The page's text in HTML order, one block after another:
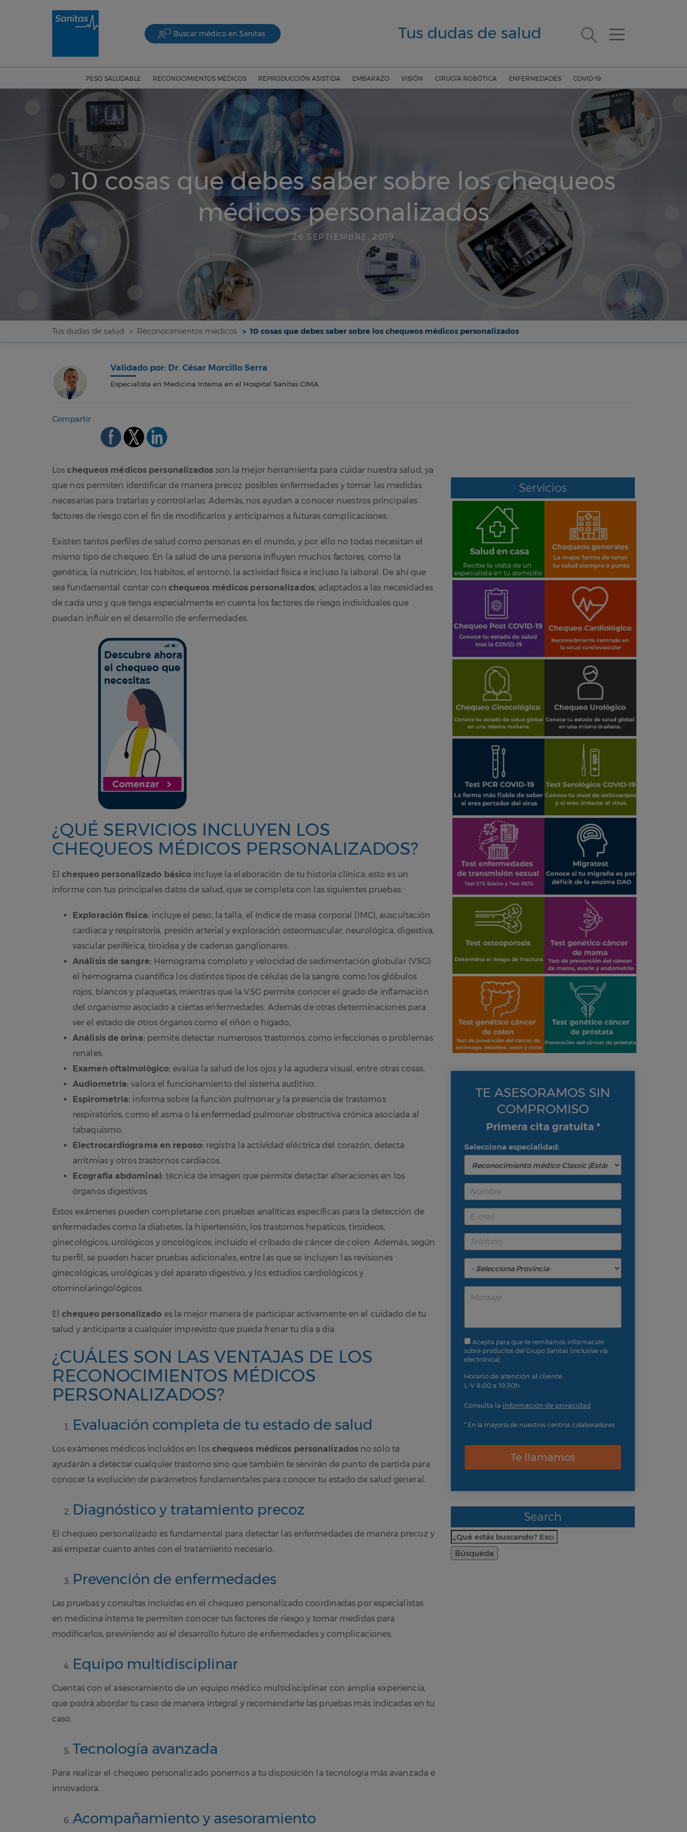
Buscar médico en Sanitas Tus dudas de salud
PESO SALUDABLE RECONOCIMIENTOS MÉDICOS REPRODUCCIÓN ASISTIDA EMBARAZO VISIÓN CIRUGÍA ROBÓTICA ENFERMEDADES COVID-19
10 cosas que debes saber sobre los chequeos
médicos personalizados
26 SEPTIEMBRE, 2019
Tus dudas de salud Reconocimientos médicos 10 cosas que debes saber sobre los chequeos médicos personalizados
Validado por: Dr. César Morcillo Serra
Especialista en Medicina Interna en el Hospital Sanitas CIMA.
Compartir
Loschequeos médicos personalizados son la mejor herramienta para cuidar nuestra salud, ya
que nos permiten identificar de manera precoz posibles enfermedades y tomar las medidas
necesarias para tratarlas y controlarlas. Además, nos ayudan a conocer nuestros principales
factores de riesgo con el fin de modificarlos y anticiparnos a futuras complicaciones.
Existen tantos perfiles de salud como personas en el mundo, y por ello no todas necesitan el
mismo tipo de chequeo. En la salud de una persona influyen muchos factores, como la
genética, la nutrición, los hábitos, el entorno, la actividad física e incluso la laboral. De ahí que
sea fundamental contar con chequeos médicos personalizados, adaptados a las necesidades
de cada uno y que tenga especialmente en cuenta los factores de riesgo individuales que
puedan influir en el desarrollo de enfermedades.
¿QUÉ SERVICIOS INCLUYEN LOS
CHEQUEOS MÉDICOS PERSONALIZADOS?
Elchequeo personalizado básico incluye la elaboración de tu historia clínica, esto es un
informe con tus principales datos de salud, que se completa con las siguientes pruebas:
Exploración física: incluye el peso, la talla, el índice de masa corporal (IMC), auscultación
cardiaca y respiratoria, presión arterial y exploración osteomuscular, neurológica, digestiva,
vascular periférica, tiroidea y de cadenas ganglionares.
Análisis de sangre: Hemograma completo y velocidad de sedimentación globular (VSG):
el hemograma cuantifica los distintos tipos de células de la sangre, como los glóbulos
rojos, blancos y plaquetas, mientras que la VSG permite conocer el grado de inflamación
del organismo asociado a ciertas enfermedades. Además de otras determinaciones para
ver el estado de otros órganos como el riñón o hígado.
Análisis de orina: permite detectar numerosos trastornos, como infecciones o problemas
renales.
Examen oftalmológico: evalúa la salud de los ojos y la agudeza visual, entre otras cosas.
Audiometría: valora el funcionamiento del sistema auditivo.
Espirometría: informa sobre la función pulmonar y la presencia de trastornos
respiratorios, como el asma ​o la enfermedad pulmonar obstructiva crónica asociada al
tabaquismo.
Electrocardiograma en reposo: registra la actividad eléctrica del corazón, detecta
arritmias y otros trastornos cardiacos.
Ecografía abdominal: técnica de imagen que permite detectar alteraciones en los
órganos digestivos.
Estos exámenes pueden completarse con pruebas analíticas específicas para la detección de
enfermedades como la diabetes, la hipertensión, los trastornos hepáticos, tiroideos,
ginecológicos, urológicos y oncológicos, incluido el cribado de cáncer de colon. Además, según
tu perfil, se pueden hacer pruebas adicionales, entre las que se incluyen las revisiones
ginecológicas, urológicas y del aparato digestivo, y los estudios cardiológicos y
otorrinolaringológicos.
Elchequeo personalizado es la mejor manera de participar activamente en el cuidado de tu
salud y anticiparte a cualquier imprevisto que pueda frenar tu día a día.
¿CUÁLES SON LAS VENTAJAS DE LOS
RECONOCIMIENTOS MÉDICOS
PERSONALIZADOS?
Evaluación completa de tu estado de salud
Los exámenes médicos incluidos en los chequeos médicos personalizadosno sólo te
ayudarán a detectar cualquier trastorno sino que también te servirán de punto de partida para
conocer la evolución de parámetros fundamentales para conocer tu estado de salud general.
Diagnóstico y tratamiento precoz
El chequeo personalizado es fundamental para detectar las enfermedades de manera precoz y
así empezar cuanto antes con el tratamiento necesario.
Prevención de enfermedades
Las pruebas y consultas incluidas en el chequeo personalizado coordinadas por especialistas
en medicina interna te permiten conocer tus factores de riesgo y tomar medidas para
modificarlos, previniendo así el desarrollo futuro de enfermedades y complicaciones.
Equipo multidisciplinar
Cuentas con el asesoramiento de un equipo médico multidisciplinar con amplia experiencia,
que podrá abordar tu caso de manera integral y recomendarte las pruebas más indicadas en tu
caso.
Tecnología avanzada
Para realizar el chequeo personalizado ponemos a tu disposición la tecnología más avanzada e
innovadora.
Acompañamiento y asesoramiento
Servicios
TE ASESORAMOS SIN
COMPROMISO
Primera cita gratuita *
Selecciona especialidad:
Acepta para que te remitamos información
sobre productos del Grupo Sanitas (inclusive vía
electrónica).
Horario de atención al cliente:
L-V 8:00 a 19:30h
Consulta la información de privacidad
* En la mayoría de nuestros centros colaboradores
Te llamamos
Search
Buscar: